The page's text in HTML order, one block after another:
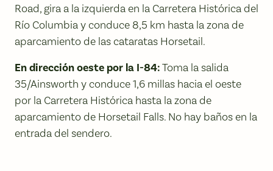
Road, gira a la izquierda en la Carretera Histórica del
Río Columbia y conduce 8,5 km hasta la zona de
aparcamiento de las cataratas Horsetail.
En dirección oeste por la I-84:Toma la salida
35/Ainsworth y conduce 1,6 millas hacia el oeste
por la Carretera Histórica hasta la zona de
aparcamiento de Horsetail Falls. No hay baños en la
entrada del sendero.